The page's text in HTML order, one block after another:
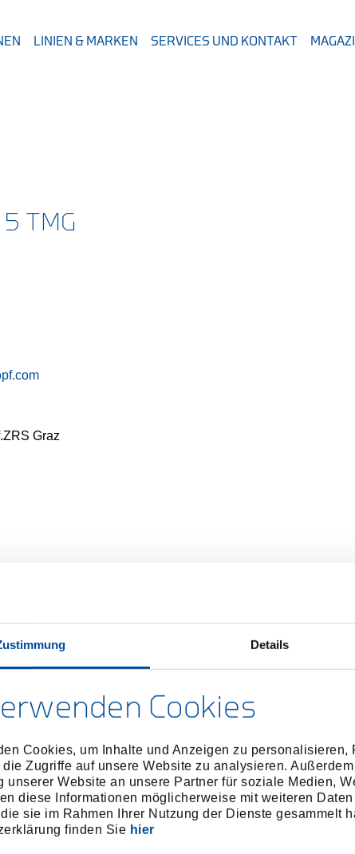
Details
Cookies
Cookies, um Inhalte und Anzeigen zu
die Zugriffe auf unsere Website zu analysieren.
unserer Website an unsere Partner für soziale Medien,
diese Informationen möglicherweise mit weiteren
sie im Rahmen Ihrer Nutzung der Dienste gesammelt
finden Sie hier
LINIEN & MARKEN SERVICES UND KONTAKT
TMG
Graz
Dowidat, Rainer Bröcher
GmbH & Co. KG: Peter Kraus, Ulrich Weber
§ 27 a Umsatzsteuergesetz
2 MStV
wie oben)
bitte:webmaster@gedore.com